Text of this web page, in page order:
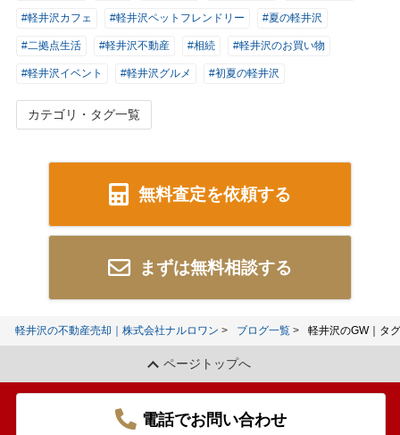
#軽井沢カフェ #軽井沢ペットフレンドリー #夏の軽井沢
#二拠点生活 #軽井沢不動産 #相続 #軽井沢のお買い物
#軽井沢イベント #軽井沢グルメ #初夏の軽井沢
カテゴリ・タグ一覧
無料査定を依頼する
まずは無料相談する
軽井沢の不動産売却｜株式会社ナルロワン ブログ一覧 軽井沢のGW｜タ
ページトップへ
電話でお問い合わせ